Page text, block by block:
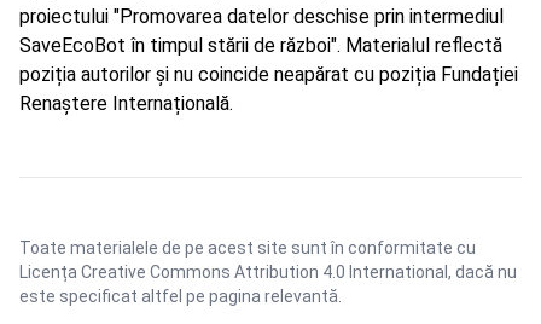
proiectului "Promovarea datelor deschise prin intermediul
SaveEcoBot în timpul stării de război". Materialul reflectă
poziția autorilor și nu coincide neapărat cu poziția Fundației
Renaștere Internațională.
Toate materialele de pe acest site sunt în conformitate cu
Licența Creative Commons Attribution 4.0 International , dacă nu
este specificat altfel pe pagina relevantă.